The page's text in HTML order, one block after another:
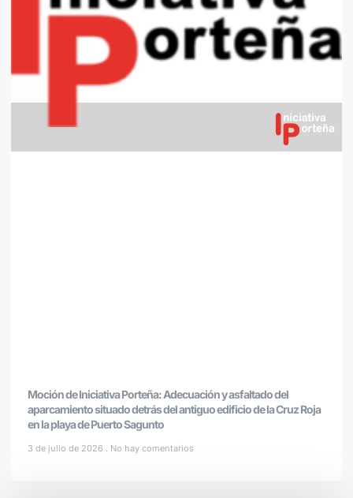
Moción de Iniciativa Porteña: Adecuación y asfaltado del
aparcamiento situado detrás del antiguo edificio de la Cruz Roja
en la playa de Puerto Sagunto
3 de julio de 2026 No hay comentarios